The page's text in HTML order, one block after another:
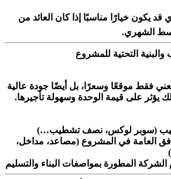
قد يكون خيارًا مناسبًا إذا كان العائد من
الشهري.
تعني فقط موقعًا وسعرًا، بل أيضًا جودة عالية
يؤثر على قيمة الوحدة وسهولة تأجيرها.
(سوبر لوكس، نصف تشطيب…)
العامة في المشروع (مصاعد، مداخل،
الشركة المطورة بمواصفات البناء والتسليم